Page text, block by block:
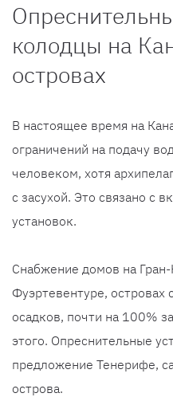
колодцы на
островах
В настоящее время на
ограничений на подачу
человеком, хотя
с засухой. Это связано с
установок.
Снабжение домов на
Фуэртевентуре,
осадков, почти на 100%
этого. Опреснительные
предложение Тенерифе,
острова.